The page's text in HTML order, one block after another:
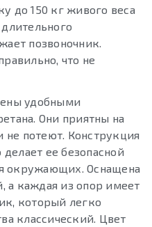
до 150 кг живого веса
позвоночник.
что не
удобными
Они приятны на
не потеют. Конструкция
ее безопасной
окружающих. Оснащена
каждая из опор имеет
который легко
классический. Цвет